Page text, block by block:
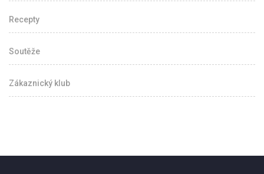
Recepty
Soutěže
Zákaznický klub